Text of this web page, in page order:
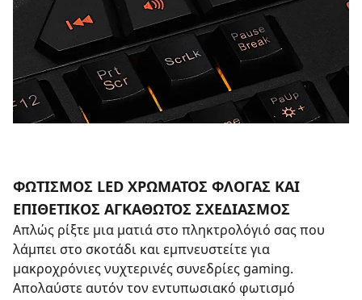
ΦΩΤΙΣΜΟΣ LED ΧΡΩΜΑΤΟΣ ΦΛΟΓΑΣ ΚΑΙ
ΕΠΙΘΕΤΙΚΟΣ ΑΓΚΑΘΩΤΟΣ ΣΧΕΔΙΑΣΜΟΣ
Απλώς ρίξτε μια ματιά στο πληκτρολόγιό σας που
λάμπει στο σκοτάδι και εμπνευστείτε για
μακροχρόνιες νυχτερινές συνεδρίες gaming.
Απολαύστε αυτόν τον εντυπωσιακό φωτισμό